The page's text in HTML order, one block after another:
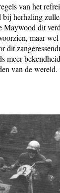
van het
herhaling
Maywood dit
maar wel
dit
meer
van de wereld.